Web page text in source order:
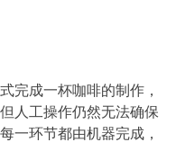
完成一杯咖啡的制作，
人工操作仍然无法确保
一环节都由机器完成，